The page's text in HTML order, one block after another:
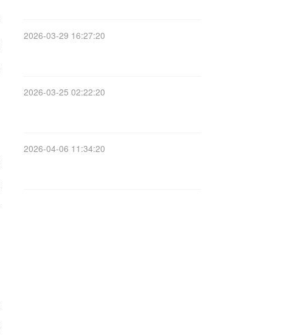
2026-03-29 16:27:20
2026-03-25 02:22:20
2026-04-06 11:34:20